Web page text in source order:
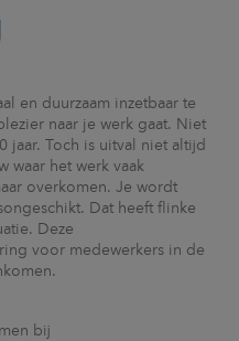
en duurzaam inzetbaar te
naar je werk gaat. Niet
jaar. Toch is uitval niet altijd
waar het werk vaak
overkomen. Je wordt
Dat heeft flinke
Deze
voor medewerkers in de
bij